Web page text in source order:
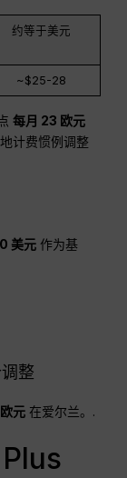
约等于美元
~$25-28
每月 23 欧元
计费惯例调整
美元 作为基
整
元 在爱尔兰。.